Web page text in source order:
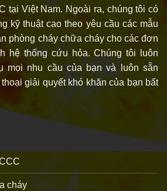
tại Việt Nam. Ngoài ra, chúng tôi có
kỹ thuật cao theo yêu cầu các mẫu
phòng cháy chữa cháy cho các đơn
hệ thống cứu hỏa. Chúng tôi luôn
mọi nhu cầu của bạn và luôn sẵn
giải quyết khó khăn của bạn bất
cháy